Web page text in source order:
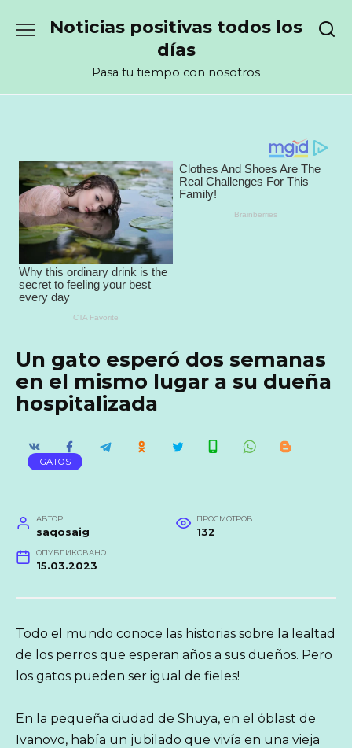
Noticias positivas todos los
días
Pasa tu tiempo con nosotros
Un gato esperó dos semanas
en el mismo lugar a su dueña
hospitalizada
GATOS
АВТОР
saqosaig
ПРОСМОТРОВ
132
ОПУБЛИКОВАНО
15.03.2023
Todo el mundo conoce las historias sobre la lealtad
de los perros que esperan años a sus dueños. Pero
los gatos pueden ser igual de fieles!
En la pequeña ciudad de Shuya, en el óblast de
Ivanovo, había un jubilado que vivía en una vieja